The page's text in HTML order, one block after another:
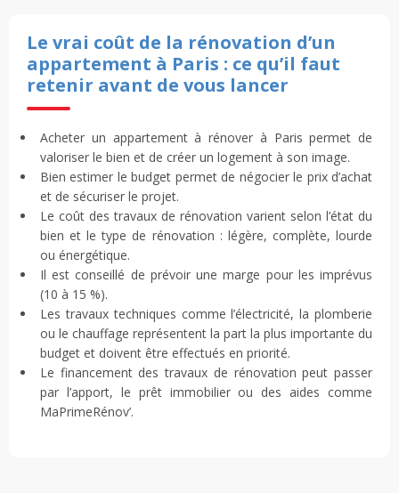
Le vrai coût de la rénovation d’un
appartement à Paris : ce qu’il faut
retenir avant de vous lancer
Acheter un appartement à rénover à Paris permet de
valoriser le bien et de créer un logement à son image.
Bien estimer le budget permet de négocier le prix d’achat
et de sécuriser le projet.
Le coût des travaux de rénovation varient selon l’état du
bien et le type de rénovation : légère, complète, lourde
ou énergétique.
Il est conseillé de prévoir une marge pour les imprévus
(10 à 15 %).
Les travaux techniques comme l’électricité, la plomberie
ou le chauffage représentent la part la plus importante du
budget et doivent être effectués en priorité.
Le financement des travaux de rénovation peut passer
par l’apport, le prêt immobilier ou des aides comme
MaPrimeRénov’.